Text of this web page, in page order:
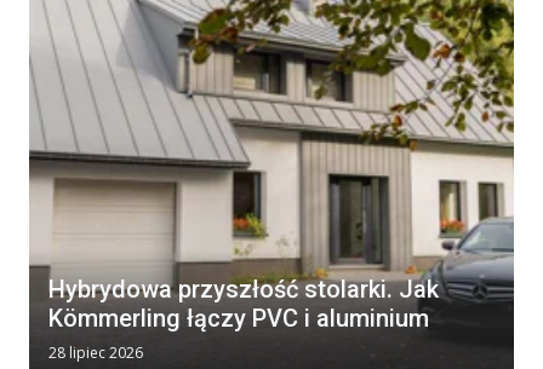
Hybrydowa przyszłość stolarki. Jak
Kömmerling łączy PVC i aluminium
28 lipiec 2026